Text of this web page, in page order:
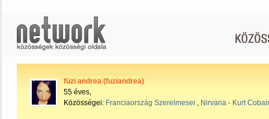
füzi andrea (fuziandrea)
55 éves,
Közösségei: Franciaország Szerelmesei , Nirvana - Kurt